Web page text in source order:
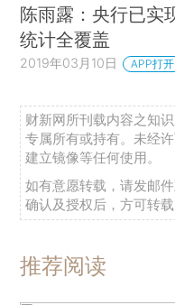
陈雨露：央行已实
统计全覆盖
2019年03月10日 APP打开
财新网所刊载内容之知
专属所有或持有。未经
建立镜像等任何使用。
如有意愿转载，请发邮
确认及授权后，方可转载
推荐阅读